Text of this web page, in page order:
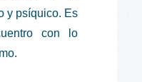
y psíquico. Es
con lo